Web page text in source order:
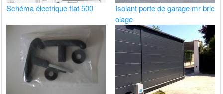
Schéma électrique fiat 500
Isolant porte de garage mr bric
olage